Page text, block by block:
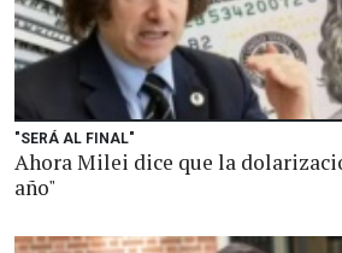
"SERÁ AL FINAL"
Ahora Milei dice que la
año"